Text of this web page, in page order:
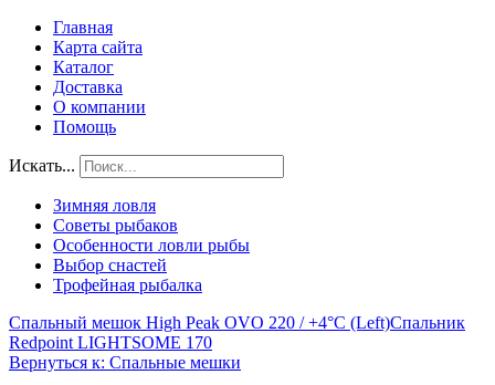
Главная
Карта сайта
Каталог
Доставка
О компании
Помощь
Искать...
Зимняя ловля
Советы рыбаков
Особенности ловли рыбы
Выбор снастей
Трофейная рыбалка
Спальный мешок High Peak OVO 220 / +4°C (Left)Спальник
Redpoint LIGHTSOME 170
Вернуться к: Спальные мешки